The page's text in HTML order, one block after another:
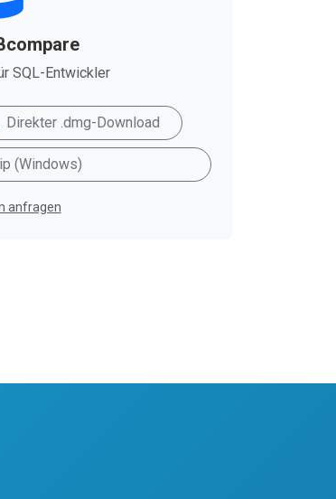
SQL-Entwickler
Direkter .dmg-Download
(Windows)
anfragen